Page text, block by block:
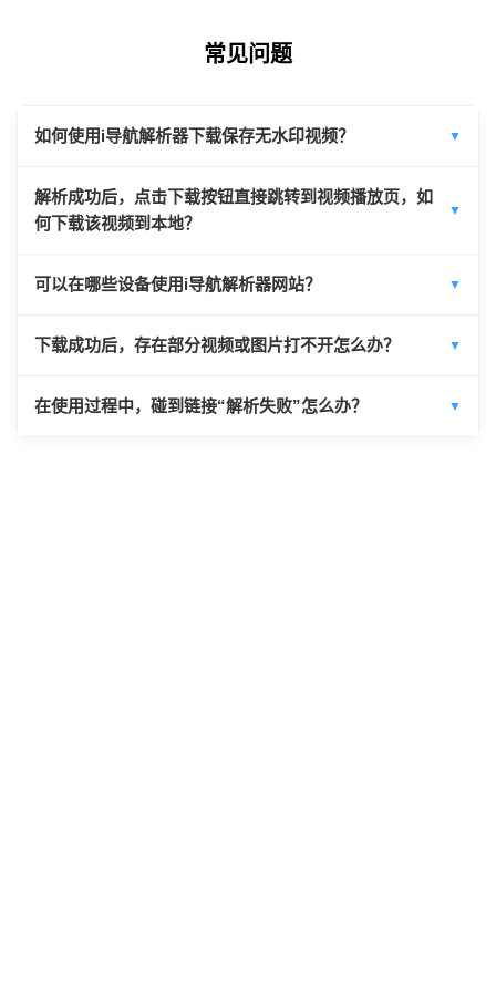
常见问题
如何使用i导航解析器下载保存无水印视频？ ▼
解析成功后，点击下载按钮直接跳转到视频播放页，如
何下载该视频到本地？
▼
可以在哪些设备使用i导航解析器网站？ ▼
下载成功后，存在部分视频或图片打不开怎么办？ ▼
在使用过程中，碰到链接“解析失败”怎么办？ ▼